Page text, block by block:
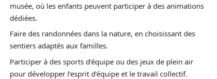
musée, où les enfants peuvent participer à des animations
dédiées.
Faire des randonnées dans la nature, en choisissant des
sentiers adaptés aux familles.
Participer à des sports d’équipe ou des jeux de plein air
pour développer l’esprit d’équipe et le travail collectif.